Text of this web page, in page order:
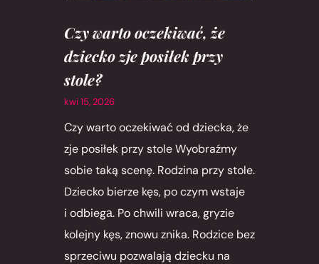
Czy warto oczekiwać, że
dziecko zje posiłek przy
stole?
kwi 15, 2026
Czy warto oczekiwać od dziecka, że
zje posiłek przy stole Wyobraźmy
sobie taką scenę. Rodzina przy stole.
Dziecko bierze kęs, po czym wstaje
i odbiegа. Po chwili wraca, gryzie
kolejny kęs, znowu znika. Rodzice bez
sprzeciwu pozwalają dziecku na